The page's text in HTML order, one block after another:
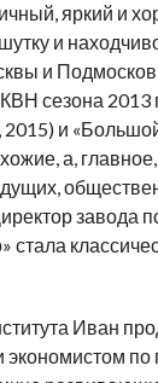
яркий и
и
и
сезона 2013
2015) и
а,
завода
стала
Иван
по